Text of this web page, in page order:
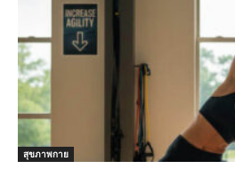
สุขภาพกาย